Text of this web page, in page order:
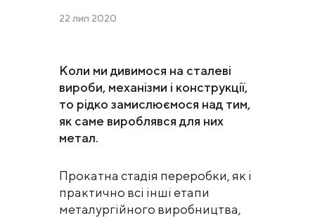
22 лип 2020
Коли ми дивимося на сталеві
вироби, механізми і конструкції,
то рідко замислюємося над тим,
як саме вироблявся для них
метал.
Прокатна стадія переробки, як і
практично всі інші етапи
металургійного виробництва,